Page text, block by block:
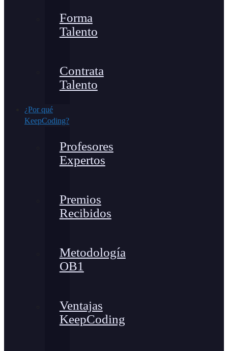
Forma
Talento
Contrata
Talento
¿Por qué
KeepCoding?
Profesores
Expertos
Premios
Recibidos
Metodología
OB1
Ventajas
KeepCoding